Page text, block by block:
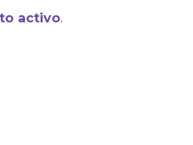
activo.